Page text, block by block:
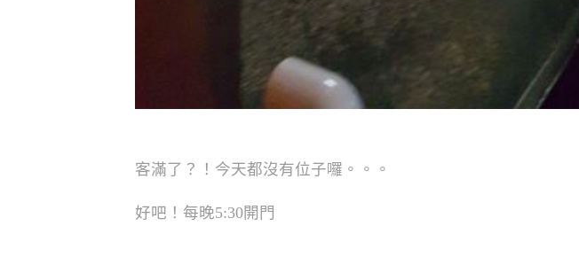
客滿了？！今天都沒有位子囉。。。
好吧！每晚5:30開門